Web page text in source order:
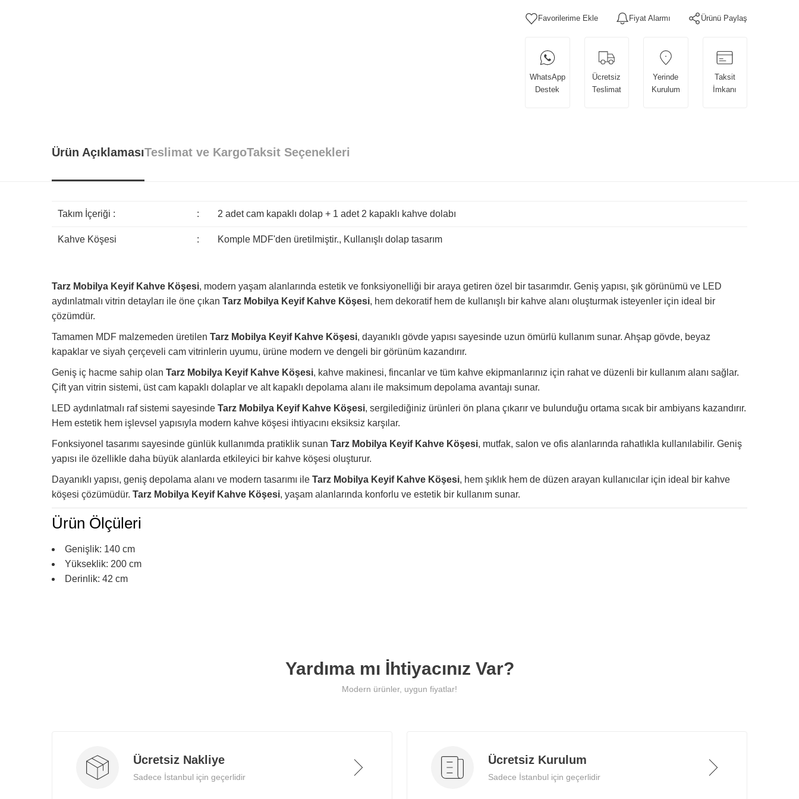
Fiyat Alarmı Ürünü Paylaş
WhatsApp
Destek
Ücretsiz
Teslimat
Yerinde
Kurulum
Taksit
İmkanı
Ürün AçıklamasıTeslimat ve KargoTaksit Seçenekleri
Tarz Mobilya Keyif Kahve Köşesi, modern yaşam alanlarında estetik ve fonksiyonelliği bir araya getiren özel bir tasarımdır. Geniş yapısı, şık görünümü ve LED
aydınlatmalı vitrin detayları ile öne çıkan Tarz Mobilya Keyif Kahve Köşesi, hem dekoratif hem de kullanışlı bir kahve alanı oluşturmak isteyenler için ideal bir
çözümdür.
Tamamen MDF malzemeden üretilen Tarz Mobilya Keyif Kahve Köşesi, dayanıklı gövde yapısı sayesinde uzun ömürlü kullanım sunar. Ahşap gövde, beyaz
kapaklar ve siyah çerçeveli cam vitrinlerin uyumu, ürüne modern ve dengeli bir görünüm kazandırır.
Geniş iç hacme sahip olan Tarz Mobilya Keyif Kahve Köşesi, kahve makinesi, fincanlar ve tüm kahve ekipmanlarınız için rahat ve düzenli bir kullanım alanı sağlar.
Çift yan vitrin sistemi, üst cam kapaklı dolaplar ve alt kapaklı depolama alanı ile maksimum depolama avantajı sunar.
LED aydınlatmalı raf sistemi sayesinde Tarz Mobilya Keyif Kahve Köşesi, sergilediğiniz ürünleri ön plana çıkarır ve bulunduğu ortama sıcak bir ambiyans kazandırır.
Hem estetik hem işlevsel yapısıyla modern kahve köşesi ihtiyacını eksiksiz karşılar.
Fonksiyonel tasarımı sayesinde günlük kullanımda pratiklik sunan Tarz Mobilya Keyif Kahve Köşesi, mutfak, salon ve ofis alanlarında rahatlıkla kullanılabilir. Geniş
yapısı ile özellikle daha büyük alanlarda etkileyici bir kahve köşesi oluşturur.
Dayanıklı yapısı, geniş depolama alanı ve modern tasarımı ile Tarz Mobilya Keyif Kahve Köşesi, hem şıklık hem de düzen arayan kullanıcılar için ideal bir kahve
köşesi çözümüdür. Tarz Mobilya Keyif Kahve Köşesi, yaşam alanlarında konforlu ve estetik bir kullanım sunar.
Ürün Ölçüleri
Genişlik: 140 cm
Yükseklik: 200 cm
Derinlik: 42 cm
🚚 Tarz Mobilya Kargo ve Teslimat
Tarz Mobilya, tüm ürünleriniözenle paketleyerekkapınıza kadar güvenle teslim eder.
📍 İstanbul İçi 🌍 İstanbul Dışı
Yardıma mı İhtiyacınız Var?
Modern ürünler, uygun fiyatlar!
Ücretsiz Nakliye
Sadece İstanbul için geçerlidir
Ücretsiz Kurulum
Sadece İstanbul için geçerlidir